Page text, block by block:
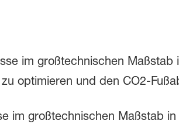
im großtechnischen Maßstab